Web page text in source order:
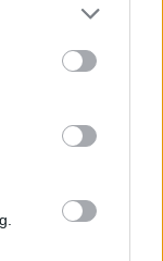
οι συνθήκες
και επώδυνες
φεύγει
και,
οπαδών της